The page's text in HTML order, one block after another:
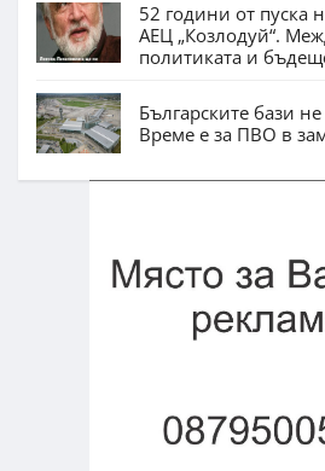
52 години от пуска
АЕЦ „Козлодуй“.
политиката и
Българските бази
Време е за ПВО в